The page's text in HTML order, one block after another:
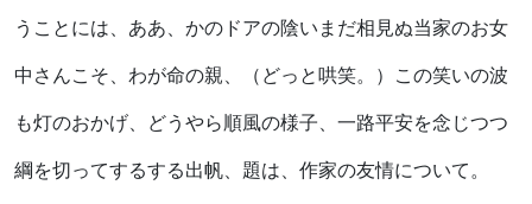
うことには、ああ、かのドアの陰いまだ相見ぬ当家のお女
中さんこそ、わが命の親、（どっと哄笑。）この笑いの波
も灯のおかげ、どうやら順風の様子、一路平安を念じつつ
綱を切ってするする出帆、題は、作家の友情について。